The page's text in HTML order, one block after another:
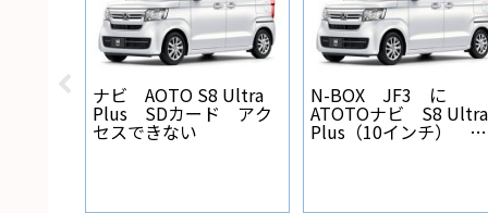
ナビ AOTO S8 Ultra
Plus SDカード アク
セスできない
N-BOX JF3 に
ATOTOナビ S8 Ultra
Plus（10インチ） を
取り付けた